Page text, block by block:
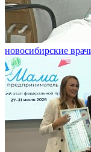
новосибирские